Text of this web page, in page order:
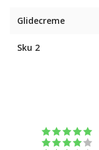
Glidecreme
Sku 2